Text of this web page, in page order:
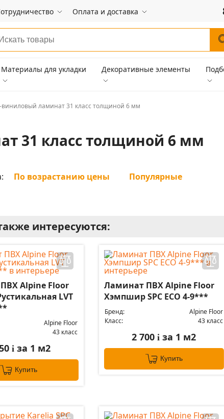
Оплата и доставка
Материалы для укладки Декоративные элементы
виниловый ламинат 31 класс толщиной 6 мм
31 класс толщиной 6 мм
По возрастанию цены Популярные
интересуются:
Alpine Floor
LVT
Alpine Floor
43 класс
i за 1 м2
Купить
Ламинат ПВХ Alpine Floor
Хэмпшир SPC ЕСО 4-9***
Бренд:
Alpine Floor
Класс:
43 класс
2 700i за 1 м2
Купить